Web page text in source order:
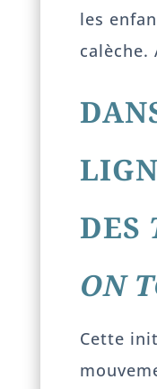
les
calèche.
DES
ON
Cette